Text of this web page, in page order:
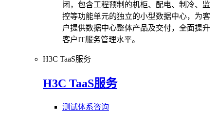
闭，包含工程预制的机柜、配电、制冷、监
控等功能单元的独立的小型数据中心，为客
户提供数据中心整体产品及交付，全面提升
客户IT服务管理水平。
H3C TaaS服务
H3C TaaS服务
测试体系咨询